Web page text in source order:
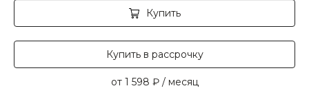
Купить
Купить в рассрочку
от 1 598 ₽/ месяц